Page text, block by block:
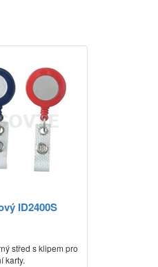
ID2400S
střed s klipem pro
karty.